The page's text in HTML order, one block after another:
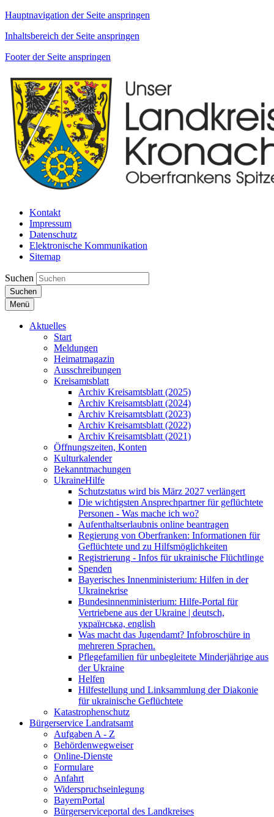
Hauptnavigation der Seite anspringen
Inhaltsbereich der Seite anspringen
Footer der Seite anspringen
Kontakt
Impressum
Datenschutz
Elektronische Kommunikation
Sitemap
Suchen
Suchen
Menü
Aktuelles
Start
Meldungen
Heimatmagazin
Ausschreibungen
Kreisamtsblatt
Archiv Kreisamtsblatt (2025)
Archiv Kreisamtsblatt (2024)
Archiv Kreisamtsblatt (2023)
Archiv Kreisamtsblatt (2022)
Archiv Kreisamtsblatt (2021)
Öffnungszeiten, Konten
Kulturkalender
Bekanntmachungen
UkraineHilfe
Schutzstatus wird bis März 2027 verlängert
Die wichtigsten Ansprechpartner für geflüchtete
Personen - Was mache ich wo?
Aufenthaltserlaubnis online beantragen
Regierung von Oberfranken: Informationen für
Geflüchtete und zu Hilfsmöglichkeiten
Registrierung - Infos für ukrainische Flüchtlinge
Spenden
Bayerisches Innenministerium: Hilfen in der
Ukrainekrise
Bundesinnenministerium: Hilfe-Portal für
Vertriebene aus der Ukraine | deutsch,
українська, english
Was macht das Jugendamt? Infobroschüre in
mehreren Sprachen.
Pflegefamilien für unbegleitete Minderjährige aus
der Ukraine
Helfen
Hilfestellung und Linksammlung der Diakonie
für ukrainische Geflüchtete
Katastrophenschutz
Bürgerservice Landratsamt
Aufgaben A - Z
Behördenwegweiser
Online-Dienste
Formulare
Anfahrt
Widerspruchseinlegung
BayernPortal
Bürgerserviceportal des Landkreises